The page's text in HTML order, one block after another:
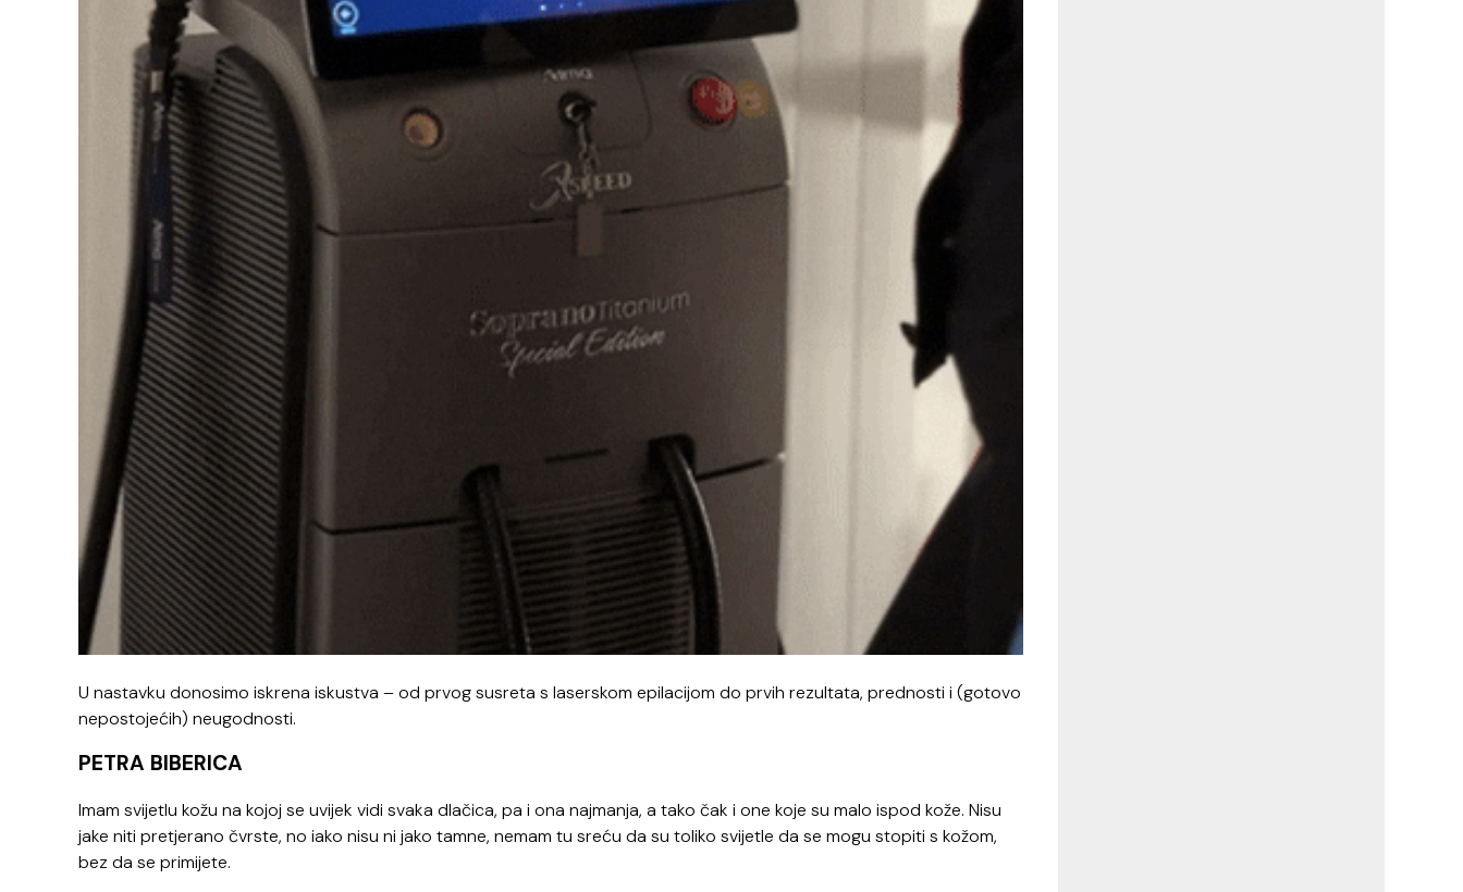
U nastavku donosimo iskrena iskustva – od prvog susreta s laserskom epilacijom do prvih rezultata, prednosti i (gotovo
nepostojećih) neugodnosti.
PETRA BIBERICA
Imam svijetlu kožu na kojoj se uvijek vidi svaka dlačica, pa i ona najmanja, a tako čak i one koje su malo ispod kože. Nisu
jake niti pretjerano čvrste, no iako nisu ni jako tamne, nemam tu sreću da su toliko svijetle da se mogu stopiti s kožom,
bez da se primijete.